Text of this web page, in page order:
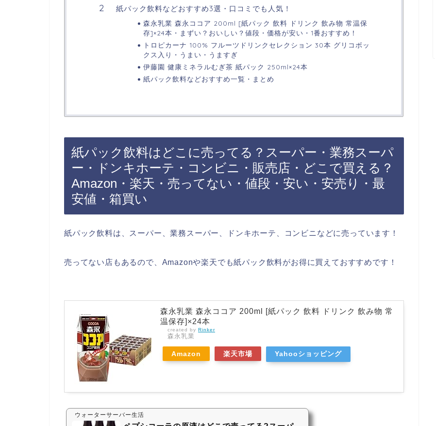
紙パック飲料などおすすめ3選・口コミでも人気！
森永乳業 森永ココア 200ml [紙パック 飲料 ドリンク 飲み物 常温保
存]×24本・まずい？おいしい？値段・価格が安い・1番おすすめ！
トロピカーナ 100% フルーツドリンクセレクション 30本 グリコボッ
クス入り・うまい・うますぎ
伊藤園 健康ミネラルむぎ茶 紙パック 250ml×24本
紙パック飲料などおすすめ一覧・まとめ
紙パック飲料はどこに売ってる？スーパー・業務スーパ
ー・ドンキホーテ・コンビニ・販売店・どこで買える？
Amazon・楽天・売ってない・値段・安い・安売り・最
安値・箱買い
紙パック飲料は、スーパー、業務スーパー、ドンキホーテ、コンビニなどに売っています！
売ってない店もあるので、Amazonや楽天でも紙パック飲料がお得に買えておすすめです！
森永乳業 森永ココア 200ml [紙パック 飲料 ドリンク 飲み物 常
温保存]×24本
created by Rinker
森永乳業
Amazon 楽天市場 Yahooショッピング
ウォーターサーバー生活